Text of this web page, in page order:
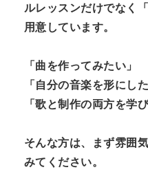
ルレッスンだけでなく
用意しています。
「曲を作ってみたい」
「自分の音楽を形にした
「歌と制作の両方を学び
そんな方は、まず雰囲
みてください。